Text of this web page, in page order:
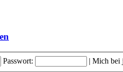
Passwort: | Mich bei